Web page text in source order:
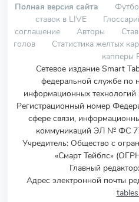
Полная версия сайта
ставок в LIVE
соглашение
Авторы
голов
Статистика желтых
капперы
Сетевое издание Smart
федеральной службе по
информационных
Регистрационный номер
сфере связи,
коммуникаций ЭЛ № ФС
Учредитель: Общество с
«Смарт Тейблс»
Главный
Адрес электронной почты